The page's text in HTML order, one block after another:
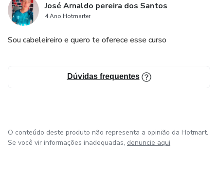
José Arnaldo pereira dos Santos
4 Ano Hotmarter
Sou cabeleireiro e quero te oferece esse curso
Dúvidas frequentes
O conteúdo deste produto não representa a opinião da Hotmart.
Se você vir informações inadequadas, denuncie aqui